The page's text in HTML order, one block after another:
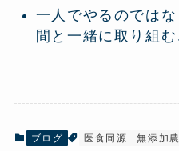
一人でやるのでは
間と一緒に取り組む
ブログ 医食同源 無添加